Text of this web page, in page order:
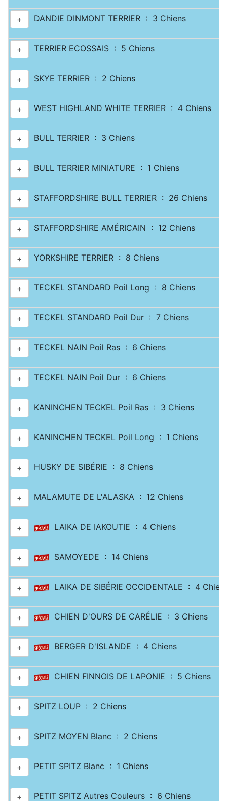
+ DANDIE DINMONT TERRIER : 3 Chiens
+ TERRIER ECOSSAIS : 5 Chiens
+ SKYE TERRIER : 2 Chiens
+ WEST HIGHLAND WHITE TERRIER : 4 Chiens
+ BULL TERRIER : 3 Chiens
+ BULL TERRIER MINIATURE : 1 Chiens
+ STAFFORDSHIRE BULL TERRIER : 26 Chiens
+ STAFFORDSHIRE AMÉRICAIN : 12 Chiens
+ YORKSHIRE TERRIER : 8 Chiens
+ TECKEL STANDARD Poil Long : 8 Chiens
+ TECKEL STANDARD Poil Dur : 7 Chiens
+ TECKEL NAIN Poil Ras : 6 Chiens
+ TECKEL NAIN Poil Dur : 6 Chiens
+ KANINCHEN TECKEL Poil Ras : 3 Chiens
+ KANINCHEN TECKEL Poil Long : 1 Chiens
+ HUSKY DE SIBÉRIE : 8 Chiens
+ MALAMUTE DE L'ALASKA : 12 Chiens
+ LAIKA DE IAKOUTIE : 4 Chiens
+ SAMOYEDE : 14 Chiens
+ LAIKA DE SIBÉRIE OCCIDENTALE : 4
+ CHIEN D'OURS DE CARÉLIE : 3 Chiens
+ BERGER D'ISLANDE : 4 Chiens
+ CHIEN FINNOIS DE LAPONIE : 5 Chiens
+ SPITZ LOUP : 2 Chiens
+ SPITZ MOYEN Blanc : 2 Chiens
+ PETIT SPITZ Blanc : 1 Chiens
+ PETIT SPITZ Autres Couleurs : 6 Chiens